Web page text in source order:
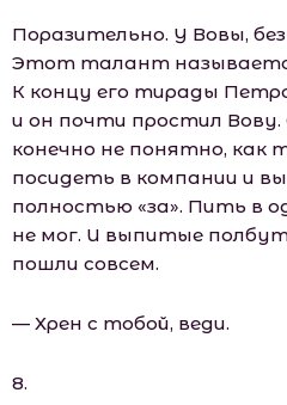
Поразительно. У Вовы,
Этот талант
К концу его тирады
и он почти простил
конечно не понятно, как
посидеть в компании и
полностью «за». Пить в
не мог. И выпитые
пошли совсем.
— Хрен с тобой, веди.
8.